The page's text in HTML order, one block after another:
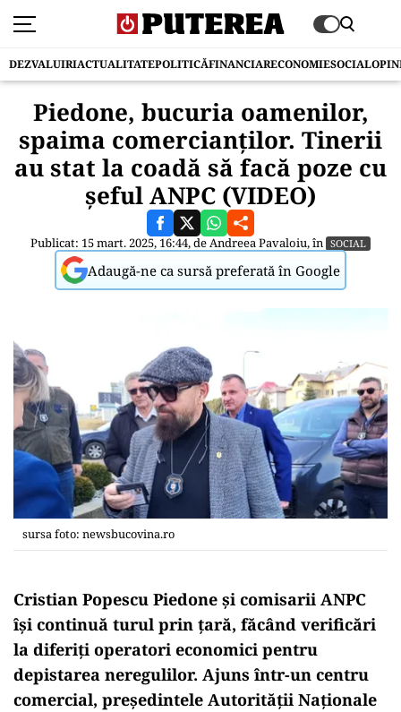
DEZVALUIRIACTUALITATEPOLITICĂFINANCIARECONOMIESOCIAL
Piedone, bucuria oamenilor,
spaima comercianților. Tinerii
au stat la coadă să facă poze cu
șeful ANPC (VIDEO)
Publicat: 15 mart. 2025, 16:44, deAndreea Pavaloiu, în SOCIAL
Adaugă-ne ca sursă preferată în Google
sursa foto: newsbucovina.ro
Cristian Popescu Piedone și comisarii ANPC
își continuă turul prin țară, făcând verificări
la diferiți operatori economici pentru
depistarea neregulilor. Ajuns într-un centru
comercial, președintele Autorității Naționale